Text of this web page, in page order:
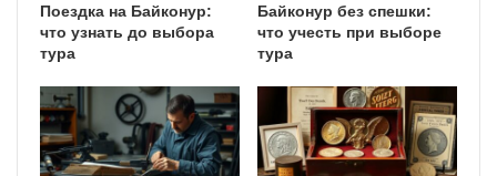
Поездка на Байконур:
что узнать до выбора
тура
Байконур без спешки:
что учесть при выборе
тура